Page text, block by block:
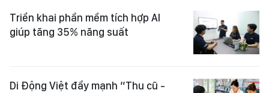
Triển khai phần mềm tích hợp AI
giúp tăng 35% năng suất
Di Động Việt đẩy mạnh “Thu cũ -